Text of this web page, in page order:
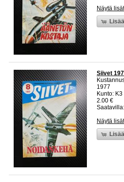
Näytä
Siivet
1977
Kunto:
2.00 €
Näytä